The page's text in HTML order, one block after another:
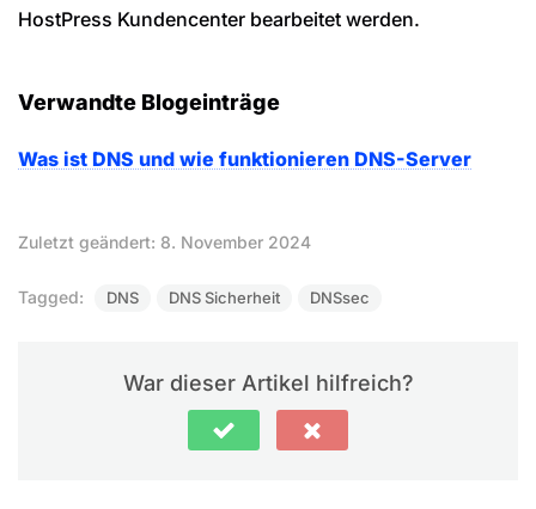
HostPress Kundencenter bearbeitet werden.
Verwandte Blogeinträge
Was ist DNS und wie funktionieren DNS-Server
Zuletzt geändert: 8. November 2024
Tagged: DNS DNS Sicherheit DNSsec
War dieser Artikel hilfreich?